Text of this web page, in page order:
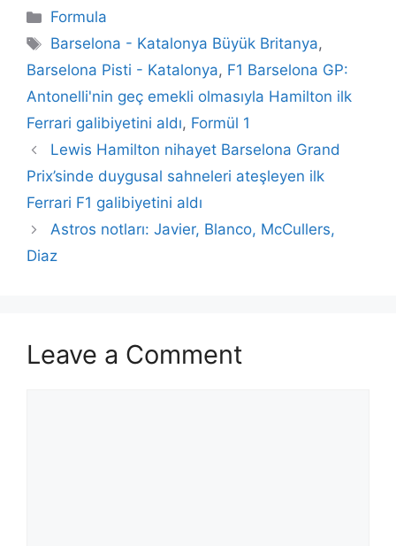
Categories
Formula
Tags
Barselona - Katalonya Büyük Britanya,
Barselona Pisti - Katalonya, F1 Barselona GP:
Antonelli'nin geç emekli olmasıyla Hamilton ilk
Ferrari galibiyetini aldı, Formül 1
Lewis Hamilton nihayet Barselona Grand
Prix’sinde duygusal sahneleri ateşleyen ilk
Ferrari F1 galibiyetini aldı
Astros notları: Javier, Blanco, McCullers,
Diaz
Leave a Comment